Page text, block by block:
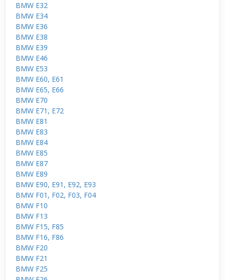
BMW E32
BMW E34
BMW E36
BMW E38
BMW E39
BMW E46
BMW E53
BMW E60, E61
BMW E65, E66
BMW E70
BMW E71, E72
BMW E81
BMW E83
BMW E84
BMW E85
BMW E87
BMW E89
BMW E90, E91, E92, E93
BMW F01, F02, F03, F04
BMW F10
BMW F13
BMW F15, F85
BMW F16, F86
BMW F20
BMW F21
BMW F25